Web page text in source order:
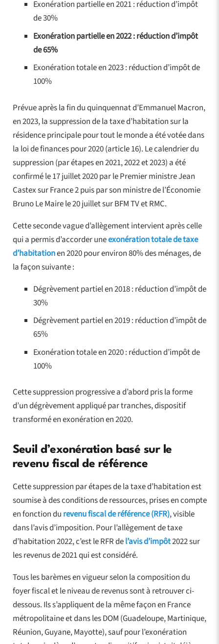
Exonération partielle en 2021 : réduction d’impôt
de 30%
Exonération partielle en 2022 : réduction d’impôt
de 65%
Exonération totale en 2023 : réduction d’impôt de
100%
Prévue après la fin du quinquennat d’Emmanuel Macron,
en 2023, la suppression de la taxe d’habitation sur la
résidence principale pour tout le monde a été votée dans
la loi de finances pour 2020 (article 16). Le calendrier du
suppression (par étapes en 2021, 2022 et 2023) a été
confirmé le 17 juillet 2020 par le Premier ministre Jean
Castex sur France 2 puis par son ministre de l’Économie
Bruno Le Maire le 20 juillet sur BFM TV et RMC.
Cette seconde vague d’allègement intervient après celle
qui a permis d’accorder uneexonération totale de taxe
d’habitationen 2020 pour environ 80% des ménages, de
la façon suivante :
Dégrèvement partiel en 2018 : réduction d’impôt de
30%
Dégrèvement partiel en 2019 : réduction d’impôt de
65%
Exonération totale en 2020 : réduction d’impôt de
100%
Cette suppression progressive a d’abord pris la forme
d’un dégrèvement appliqué par tranches, dispositif
transformé en exonération en 2020.
Seuil d’exonération basé sur le
revenu fiscal de référence
Cette suppression par étapes de la taxe d’habitation est
soumise à des conditions de ressources, prises en compte
en fonction du revenu fiscal de référence (RFR), visible
dans l’avis d’imposition. Pour l’allègement de taxe
d’habitation 2022, c’est le RFR del’avis d’impôt2022 sur
les revenus de 2021 qui est considéré.
Tous les barèmes en vigueur selon la composition du
foyer fiscal et le niveau de revenus sont à retrouver ci-
dessous. Ils s’appliquent de la même façon en France
métropolitaine et dans les DOM (Guadeloupe, Martinique,
Réunion, Guyane, Mayotte), sauf pour l’exonération